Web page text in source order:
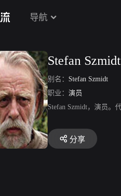
导航
Stefan Szmidt
别名： Stefan Szmidt
职业： 演员
Stefan Szmidt，演员。
分享